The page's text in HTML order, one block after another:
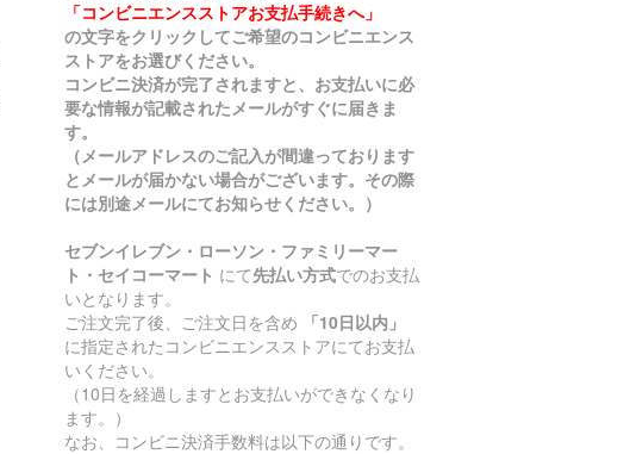
「コンビニエンスストアお支払手続きへ」
の文字をクリックしてご希望のコンビニエンス
ストアをお選びください。
コンビニ決済が完了されますと、お支払いに必
要な情報が記載されたメールがすぐに届きま
す。
（メールアドレスのご記入が間違っております
とメールが届かない場合がございます。その際
には別途メールにてお知らせください。）
セブンイレブン・ローソン・ファミリーマー
ト・セイコーマート にて先払い方式でのお支払
いとなります。
ご注文完了後、ご注文日を含め
「10日以内」
に指定されたコンビニエンスストアにてお支払
いください。
（10日を経過しますとお支払いができなくなり
ます。）
なお、コンビニ決済手数料は以下の通りです。